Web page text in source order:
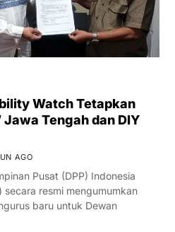
Watch Tetapkan
Tengah dan DIY
AGO
Pusat (DPP) Indonesia
resmi mengumumkan
baru untuk Dewan